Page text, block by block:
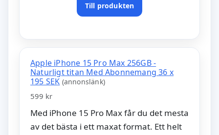
Till produkten
Apple iPhone 15 Pro Max 256GB -
Naturligt titan Med Abonnemang 36 x
195 SEK (annonslänk)
599 kr
Med iPhone 15 Pro Max får du det mesta
av det bästa i ett maxat format. Ett helt